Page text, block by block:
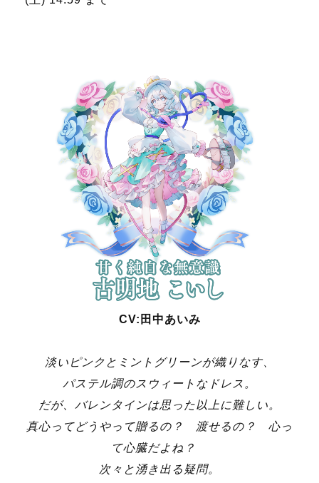
CV:田中あいみ
淡いピンクとミントグリーンが織りなす、
パステル調のスウィートなドレス。
だが、バレンタインは思った以上に難しい。
真心ってどうやって贈るの？ 渡せるの？ 心っ
て心臓だよね？
次々と湧き出る疑問。